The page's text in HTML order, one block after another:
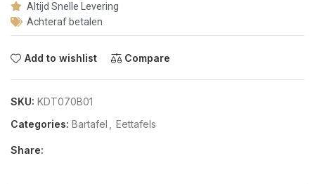
Altijd Snelle Levering
Achteraf betalen
Add to wishlist Compare
SKU: KDT070B01
Categories: Bartafel Eettafels
Share: